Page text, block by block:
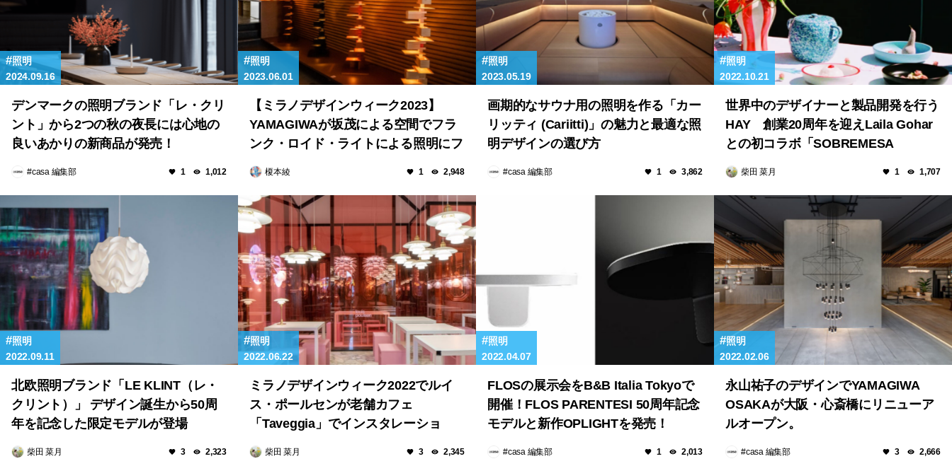
照明
2024.09.16
デンマークの照明ブランド「レ・クリ
ント」から2つの秋の夜長には心地の
良いあかりの新商品が発売！
#casa 編集部 1 1,012
照明
2023.06.01
【ミラノデザインウィーク2023】
YAMAGIWAが坂茂による空間でフラ
ンク・ロイド・ライトによる照明にフ
ォーカス。
榎本綾 1 2,948
照明
2023.05.19
画期的なサウナ用の照明を作る「カー
リッティ (Cariitti)」の魅力と最適な照
明デザインの選び方
#casa 編集部 1 3,862
照明
2022.10.21
世界中のデザイナーと製品開発を行う
HAY 創業20周年を迎えLaila Gohar
との初コラボ「SOBREMESA
COLLECTION」発売
柴田 菜月 1 1,707
照明
2022.09.11
北欧照明ブランド「LE KLINT（レ・
クリント）」 デザイン誕生から50周
年を記念した限定モデルが登場
柴田 菜月 3 2,323
照明
2022.06.22
ミラノデザインウィーク2022でルイ
ス・ポールセンが老舗カフェ
「Taveggia」でインスタレーショ
ン！
柴田 菜月 3 2,345
照明
2022.04.07
FLOSの展示会をB&B Italia Tokyoで
開催！FLOS PARENTESI 50周年記念
モデルと新作OPLIGHTを発売！
#casa 編集部 1 2,013
照明
2022.02.06
永山祐子のデザインでYAMAGIWA
OSAKAが大阪・心斎橋にリニューア
ルオープン。
#casa 編集部 3 2,666